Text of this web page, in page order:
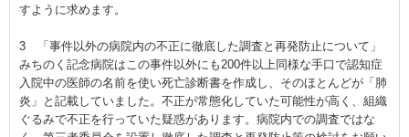
すように求めます。
3 「事件以外の病院内の不正に徹底した調査と再発防止について」
みちのく記念病院はこの事件以外にも200件以上同様な手口で認知症
入院中の医師の名前を使い死亡診断書を作成し、そのほとんどが「肺
炎」と記載していました。不正が常態化していた可能性が高く、組織
ぐるみで不正を行っていた疑惑があります。病院内での調査ではな